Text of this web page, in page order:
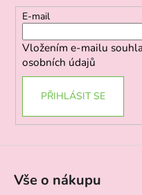
E-mail
Vložením e-mailu
osobních údajů
PŘIHLÁSIT SE
Vše o nákupu